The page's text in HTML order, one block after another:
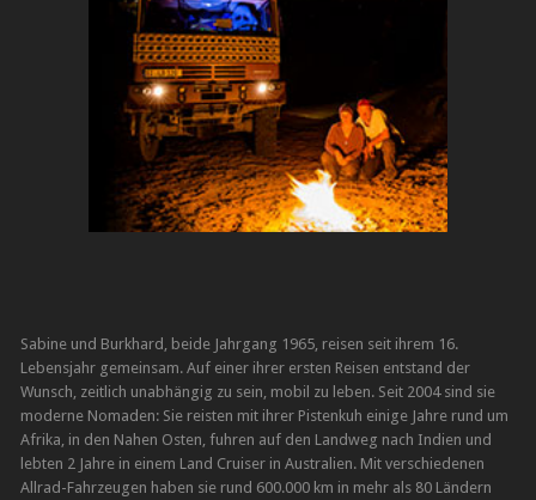
Sabine und Burkhard, beide Jahrgang 1965, reisen seit ihrem 16.
Lebensjahr gemeinsam. Auf einer ihrer ersten Reisen entstand der
Wunsch, zeitlich unabhängig zu sein, mobil zu leben. Seit 2004 sind sie
moderne Nomaden: Sie reisten mit ihrer Pistenkuh einige Jahre rund um
Afrika, in den Nahen Osten, fuhren auf den Landweg nach Indien und
lebten 2 Jahre in einem Land Cruiser in Australien. Mit verschiedenen
Allrad-Fahrzeugen haben sie rund 600.000 km in mehr als 80 Ländern